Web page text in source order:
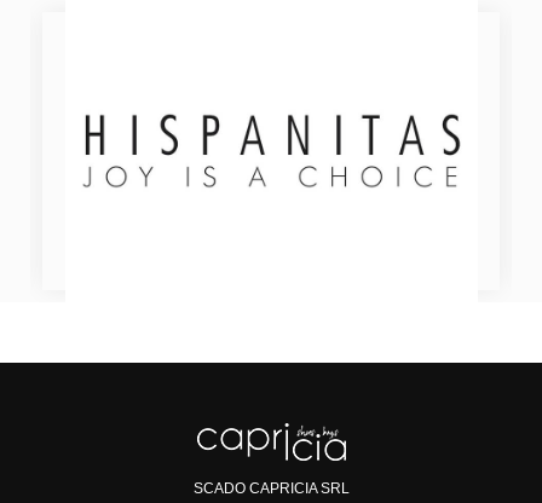
SCADO CAPRICIA SRL